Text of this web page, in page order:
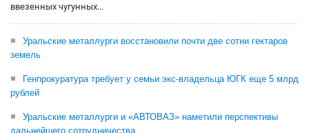
ввезенных чугунных...
Уральские металлурги восстановили почти две сотни гектаров
земель
Генпрокуратура требует у семьи экс-владельца ЮГК еще 5 млрд
рублей
Уральские металлурги и «АВТОВАЗ» наметили перспективы
дальнейшего сотрудничества